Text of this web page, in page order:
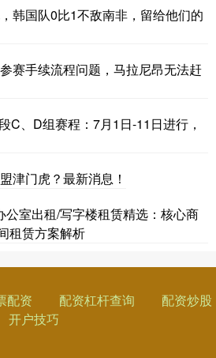
韩国队0比1不敌南非，留给他们的
赛手续流程问题，马拉尼昂无法赶
C、D组赛程：7月1日-11日进行，
津门虎？最新消息！
公室出租/写字楼租赁精选：核心商
租赁方案解析
配资 配资杠杆查询
配资炒股
开户技巧